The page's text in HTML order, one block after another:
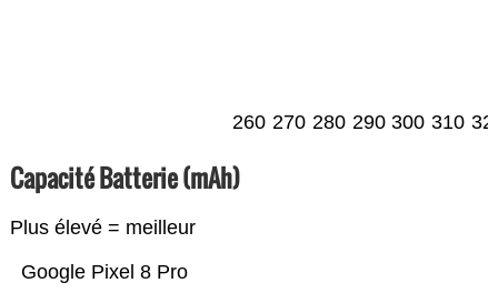
260 270 280 290 300 310
Capacité Batterie (mAh)
Plus élevé = meilleur
Google Pixel 8 Pro